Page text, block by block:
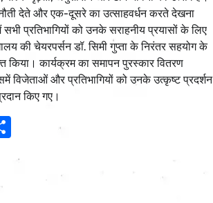
देते और एक-दूसरे का उत्साहवर्धन करते देखना
प्रतिभागियों को उनके सराहनीय प्रयासों के लिए
की चेयरपर्सन डॉ. सिमी गुप्ता के निरंतर सहयोग के
किया। कार्यक्रम का समापन पुरस्कार वितरण
विजेताओं और प्रतिभागियों को उनके उत्कृष्ट प्रदर्शन
किए गए।
Share